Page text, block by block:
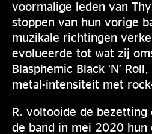
voormalige leden van
stoppen van hun vorige
muzikale richtingen
evolueerde tot wat zij
Blasphemic Black ‘N’
metal-intensiteit met
R. voltooide de bezetting
de band in mei 2020 hun